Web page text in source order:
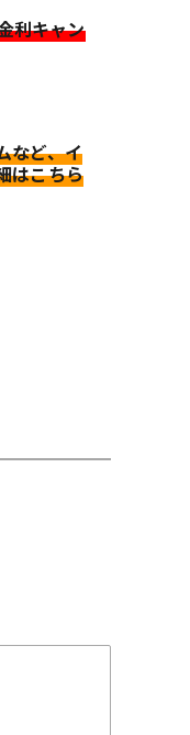
利キャン
など、イ
はこちら